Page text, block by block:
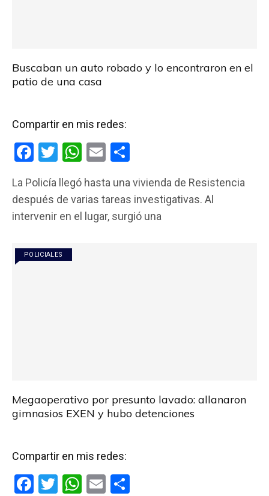
Buscaban un auto robado y lo encontraron en el
patio de una casa
Compartir en mis redes:
F
ce
b
o
k
T
tt
er
W
at
s
A
E
ail m
p
ar
La Policía llegó hasta una vivienda de Resistencia
después de varias tareas investigativas. Al
intervenir en el lugar, surgió una
POLICIALES
Megaoperativo por presunto lavado: allanaron
gimnasios EXEN y hubo detenciones
Compartir en mis redes:
F
T
W E